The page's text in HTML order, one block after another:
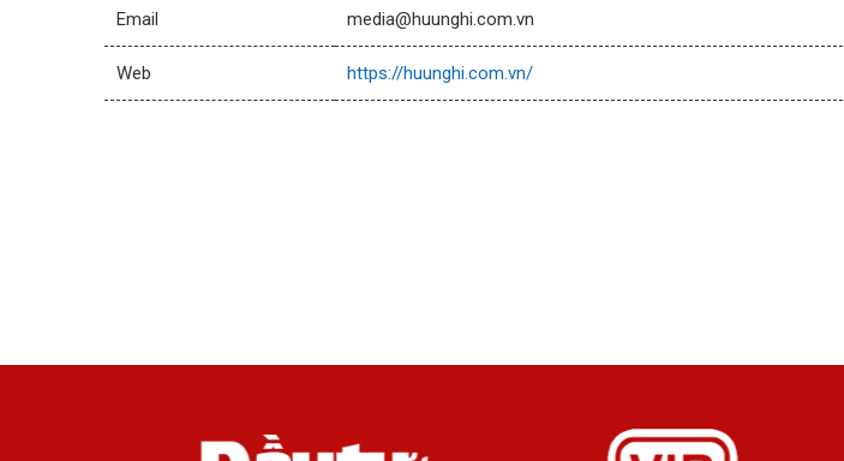
Email media@huunghi.com.vn
Web https://huunghi.com.vn/